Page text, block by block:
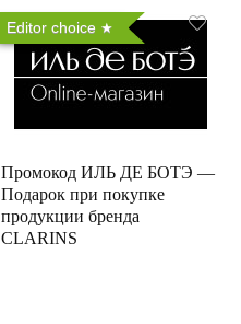
Editor choice
Промокод ИЛЬ ДЕ БОТЭ —
Подарок при покупке
продукции бренда
CLARINS